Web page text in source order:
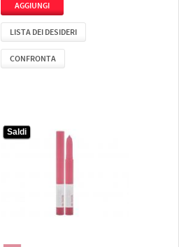
LISTA DEI DESIDERI
CONFRONTA
Saldi
Saldi